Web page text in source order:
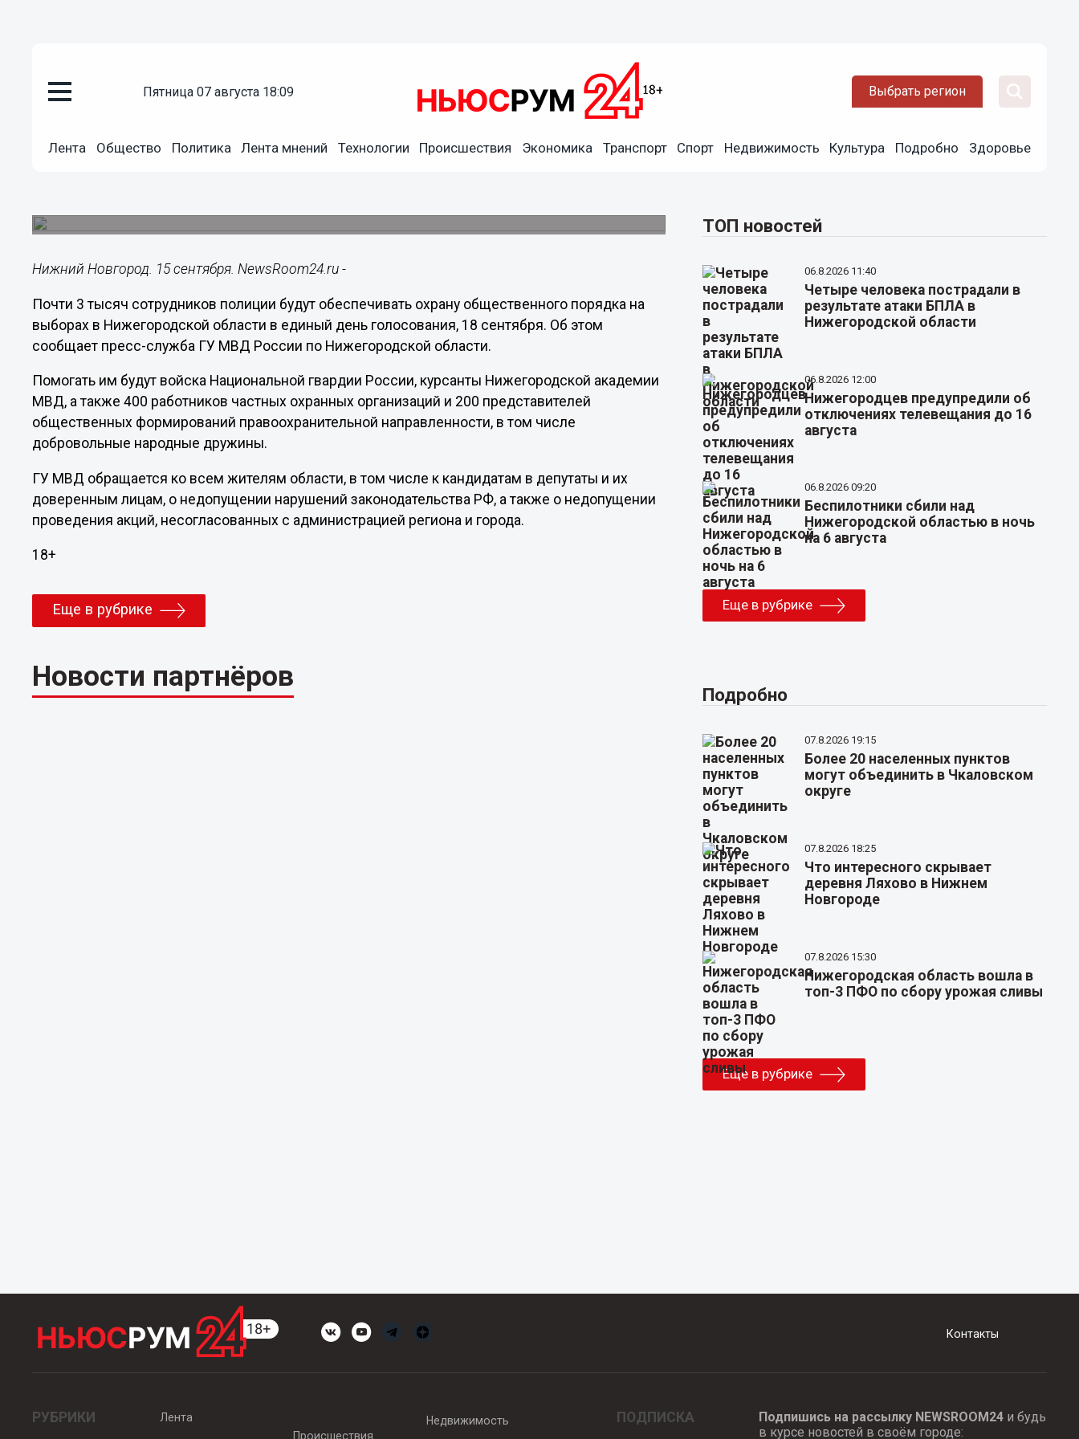
пятница 07 августа 18:09 Выбрать регион
Лента Общество Политика Лента мнений Технологии Происшествия Экономика Транспорт Спорт Недвижимость Культура Подробно Здоровье
Полиция предупредила нижегородцев о поведении в день
Нижний Новгород. 15 сентября. NewsRoom24.ru -
Почти 3 тысяч сотрудников полиции будут обеспечивать охрану общественного порядка на
выборах в Нижегородской области в единый день голосования, 18 сентября. Об этом
сообщает пресс-служба ГУ МВД России по Нижегородской области.
Помогать им будут войска Национальной гвардии России, курсанты Нижегородской академии
МВД, а также 400 работников частных охранных организаций и 200 представителей
общественных формирований правоохранительной направленности, в том числе
добровольные народные дружины.
ГУ МВД обращается ко всем жителям области, в том числе к кандидатам в депутаты и их
доверенным лицам, о недопущении нарушений законодательства РФ, а также о недопущении
проведения акций, несогласованных с администрацией региона и города.
18+
Еще в рубрике
Новости партнёров
ТОП новостей
06.8.2026 11:40
Четыре человека пострадали в
результате атаки БПЛА в
Нижегородской области
06.8.2026 12:00
Нижегородцев предупредили об
отключениях телевещания до 16
августа
06.8.2026 09:20
Беспилотники сбили над
Нижегородской областью в ночь
на 6 августа
Еще в рубрике
Подробно
07.8.2026 19:15
Более 20 населенных пунктов
могут объединить в Чкаловском
округе
07.8.2026 18:25
Что интересного скрывает
деревня Ляхово в Нижнем
Новгороде
07.8.2026 15:30
Нижегородская область вошла в
топ-3 ПФО по сбору урожая сливы
Еще в рубрике
Контакты
РУБРИКИ
Лента
Происшествия
Недвижимость ПОДПИСКА Подпишись на рассылку NEWSROOM24и будь
в курсе новостей в своём городе: